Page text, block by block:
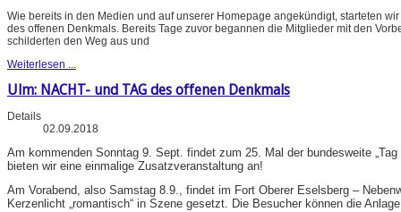
Wie bereits in den Medien und auf unserer Homepage angekündigt, starteten
des offenen Denkmals. Bereits Tage zuvor begannen die Mitglieder mit den
schilderten den Weg aus und
Weiterlesen ...
Ulm: NACHT- und TAG des offenen Denkmals
Details
02.09.2018
Am kommenden Sonntag 9. Sept. findet zum 25. Mal der bundesweite
bieten wir eine einmalige Zusatzveranstaltung an!
Am Vorabend, also Samstag 8.9., findet im Fort Oberer Eselsberg –
Kerzenlicht „romantisch“ in Szene gesetzt. Die Besucher können die Anlage